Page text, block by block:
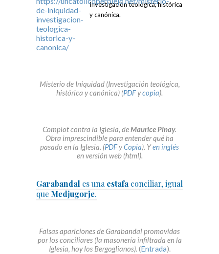
Investigación teológica, histórica
y canónica.
Misterio de Iniquidad (Investigación teológica,
histórica y canónica) (PDFycopia).
Complot contra la Iglesia, deMaurice Pinay.
Obra imprescindible para entender qué ha
pasado en la Iglesia. (PDFyCopia). Yen inglés
en versión web (html).
Garabandal es unaestafa conciliar, igual
que Medjugorje.
Falsas apariciones de Garabandal promovidas
por los conciliares (la masonería infiltrada en la
Iglesia, hoy los Bergoglianos). (Entrada).